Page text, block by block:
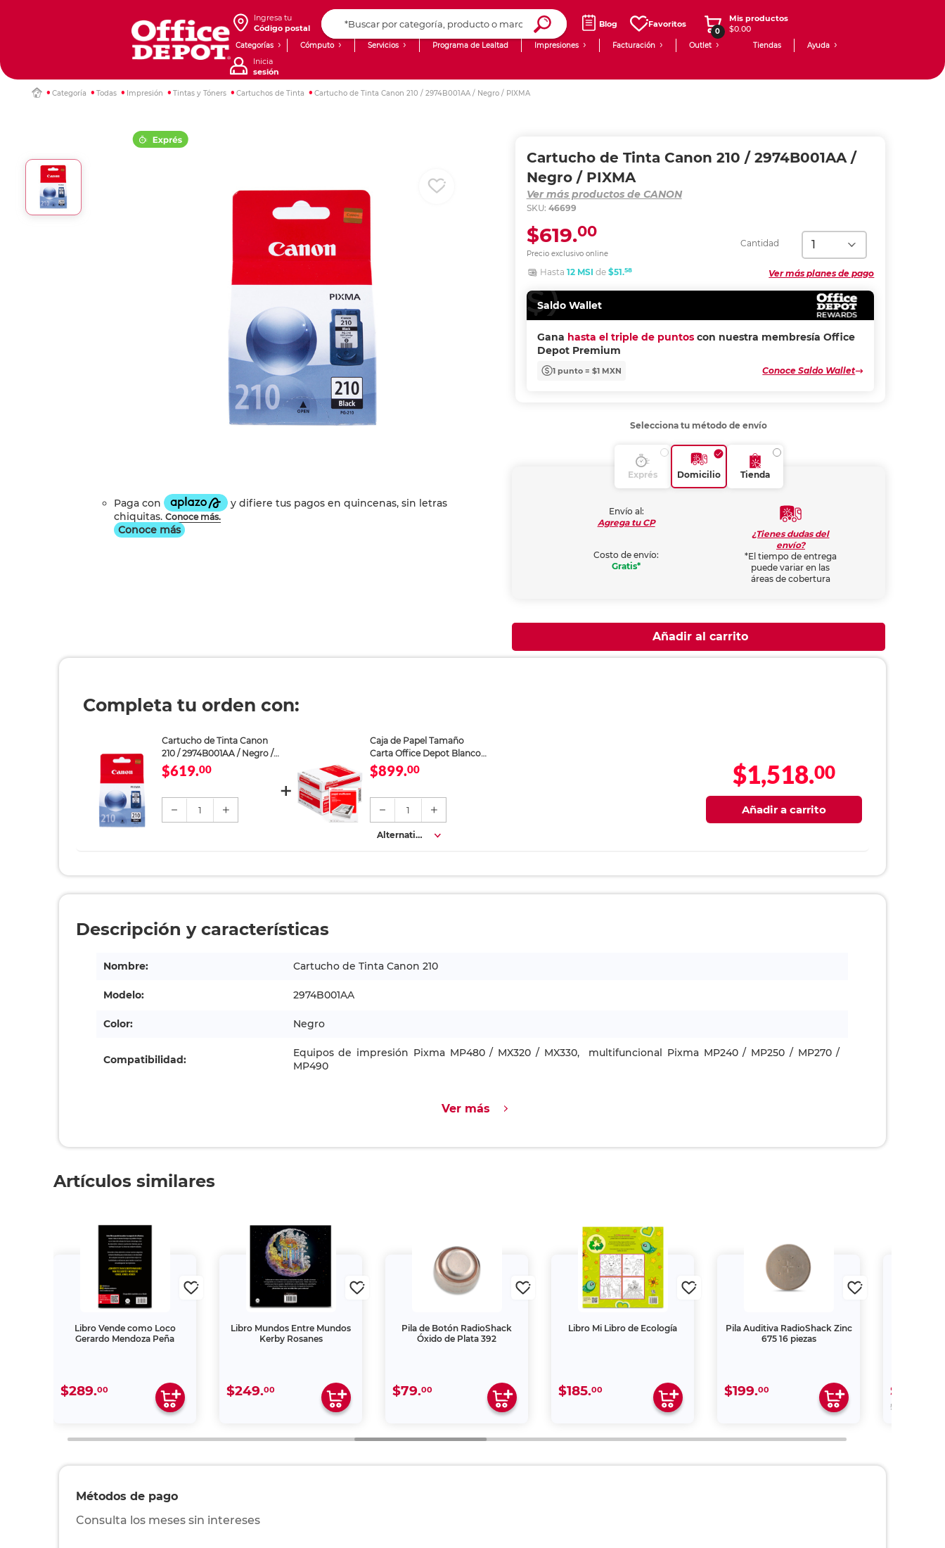
Ingresa tu
Código postal
Blog Favoritos
0
Mis productos
$0.00
Categorías Cómputo Servicios Programa de Lealtad Impresiones Facturación Outlet Tiendas Ayuda
Inicia
sesión
Categoría Todas Impresión Tintas y Tóners Cartuchos de Tinta Cartucho de Tinta Canon 210 / 2974B001AA / Negro / PIXMA
Conoce más
Cartucho de Tinta Canon 210 / 2974B001AA /
Negro / PIXMA
Ver más productos de CANON
SKU: 46699
Cantidad
Precio exclusivo online
$619.00
Ver más planes de pago
Hasta 12 MSI de $51.58
Saldo Wallet
Gana hasta el triple de puntos con nuestra membresía Office
Depot Premium
1 punto = $1 MXN Conoce Saldo Wallet
Selecciona tu método de envío
Exprés Domicilio Tienda
Envío al:
Agrega tu CP
Costo de envío:
Gratis*
¿Tienes dudas del
envío?
*El tiempo de entrega
puede variar en las
áreas de cobertura
Añadir al carrito
Completa tu orden con:
Cartucho de Tinta Canon
210 / 2974B001AA / Negro /
PIXMA
$619.00
1
Caja de Papel Tamaño
Carta Office Depot Blanco
5000 hojas
$899.00
1
Alternativa
$1,518.00
Añadir a carrito
Descripción y características
Nombre: Cartucho de Tinta Canon 210
Modelo: 2974B001AA
Color: Negro
Compatibilidad:
Equipos de impresión Pixma MP480 / MX320 / MX330, multifuncional Pixma MP240 / MP250 / MP270 /
MP490
Ver más
Artículos similares
Libro Vende como Loco
Gerardo Mendoza Peña
$289.00
Libro Mundos Entre Mundos
Kerby Rosanes
$249.00
Pila de Botón RadioShack
Óxido de Plata 392
$79.00
Libro Mi Libro de Ecología
$185.00
Pila Auditiva RadioShack Zinc
675 16 piezas
$199.00 $169.
$199.
Métodos de pago
Consulta los meses sin intereses